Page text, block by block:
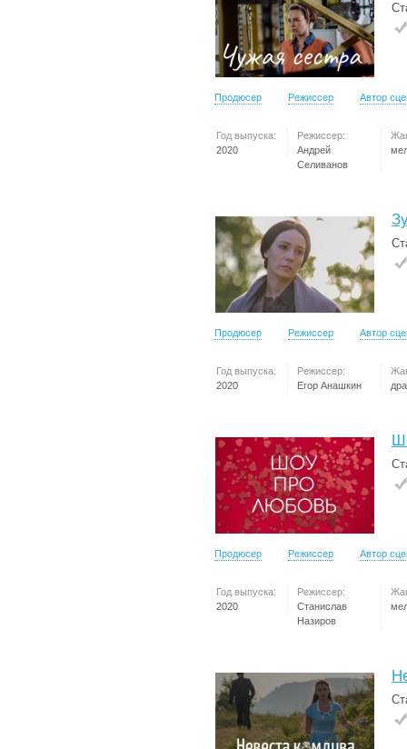
Продюсер Режиссер Автор
Год выпуска:
2020
Режиссер:
Андрей
Селиванов
Продюсер Режиссер Автор
Год выпуска:
2020
Режиссер:
Егор Анашкин
Продюсер Режиссер Автор
Год выпуска:
2020
Режиссер:
Станислав
Назиров